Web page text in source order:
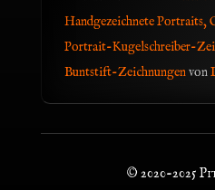
Handgezeichnete Portraits,
Portrait-Kugelschreiber-
Buntstift-Zeichnungenvon
© 2020-2025